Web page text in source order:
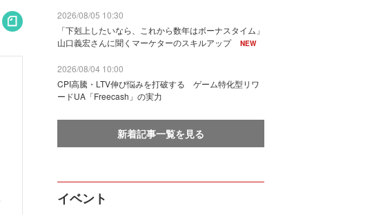
2026/08/05 10:30
「下剋上したいなら、これから数年はボーナスタイム」
山口義宏さんに聞くマーケターのスキルアップ
NEW
2026/08/04 10:00
CPI高騰・LTV伸び悩みを打破する ゲーム特化型リワ
ードUA「Freecash」の実力
新着記事一覧を見る
イベント